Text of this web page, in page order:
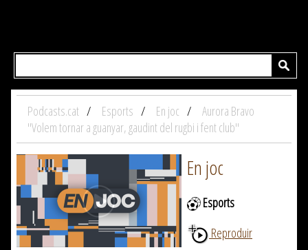
Podcasts.cat Esports En joc
Aurora Bravo
"Volem tornar a guanyar, gaudint del rugbi i fent club"
En joc
Esports
Reproduir